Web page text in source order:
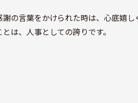
の言葉をかけられた時は、心底嬉
は、人事としての誇りです。